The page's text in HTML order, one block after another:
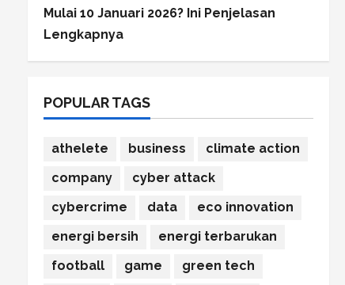
Mulai 10 Januari 2026? Ini Penjelasan
Lengkapnya
POPULAR TAGS
athelete business
climate action
company
cyber attack
cybercrime
data
eco innovation
energi bersih
energi terbarukan
football
game
green tech